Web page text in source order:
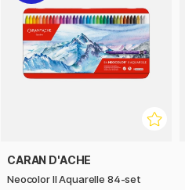
CARAN D'ACHE
Neocolor II Aquarelle 84-set